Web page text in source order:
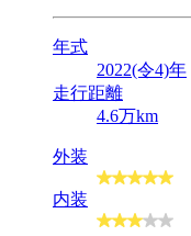
年式
2022(令4)年
走行距離
4.6万km
外装
内装